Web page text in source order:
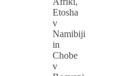
Etosha
v
Namibiji
in
Chobe
v